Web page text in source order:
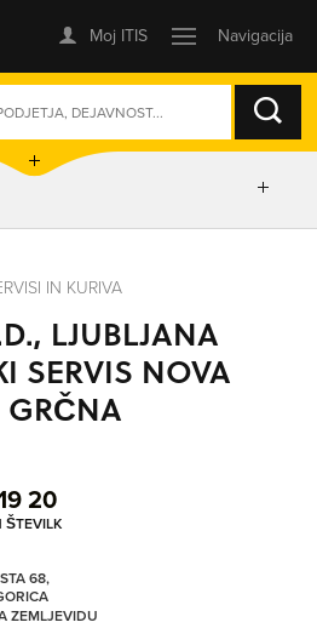
ISKANJE
IN KURIVA
LJUBLJANA
SERVIS NOVA
20
ŠTEVILK
68,
ZEMLJEVIDU